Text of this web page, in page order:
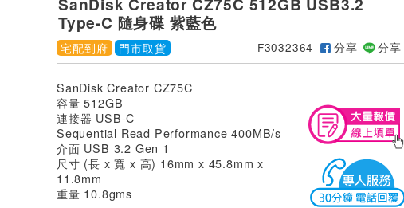
Type-C 隨身碟 紫藍色
宅配到府 門市取貨 F3032364 分享 分享
SanDisk Creator CZ75C
容量 512GB
連接器 USB-C
Sequential Read Performance 400MB/s
介面 USB 3.2 Gen 1
尺寸 (長 x 寬 x 高) 16mm x 45.8mm x
11.8mm
重量 10.8gms